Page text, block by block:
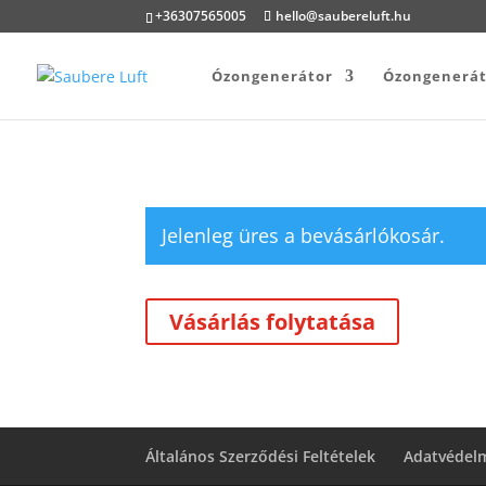
+36307565005 hello@saubereluft.hu
Ózongenerátor
Jelenleg üres a bevásárlókosár.
Vásárlás folytatása
Általános Szerződési Feltételek